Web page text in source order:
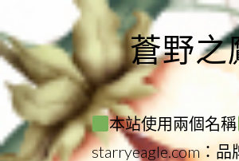
to
content
蒼野之
本站使用兩個名稱
starryeagle.com：